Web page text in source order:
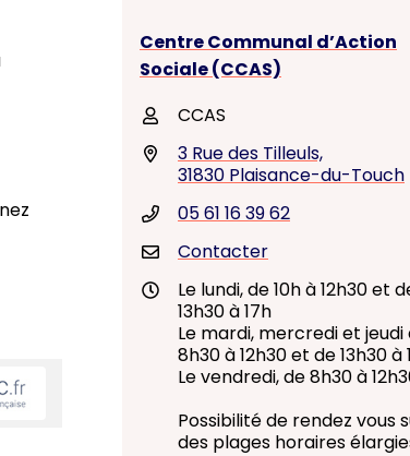
Centre Communal d’Action
Sociale (CCAS)
CCAS
3 Rue des Tilleuls,
31830 Plaisance-du-Touch
05 61 16 39 62
Contacter
Le lundi, de 10h à 12h30 et
13h30 à 17h
Le mardi, mercredi et jeudi
8h30 à 12h30 et de 13h30 à
Le vendredi, de 8h30 à
Possibilité de rendez vous
des plages horaires